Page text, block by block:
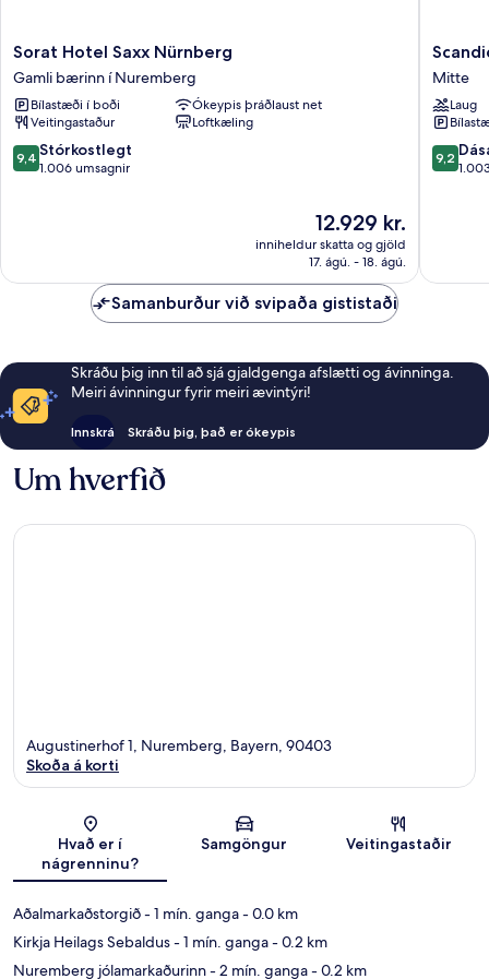
Sorat
Hotel
Saxx
Nürnberg
Gamli
bærinn
í
Sorat Hotel Saxx Nürnberg
Gamli bærinn í Nuremberg
Bílastæði í boði
Ókeypis þráðlaust net
Veitingastaður
Loftkæling
9.4
af
9,4 Stórkostlegt
1.006 umsagnir
Verðið
er
12.929 kr.
12.929 kr.
inniheldur skatta og gjöld
17. ágú. - 18. ágú.
Scandic
Central
Mitte
Mitte
Laug
9.2
af
9,2
Samanburður við svipaða gististaði
Skráðu þig inn til að sjá gjaldgenga afslætti og ávinninga.
Meiri ávinningur fyrir meiri ævintýri!
Innskrá Skráðu þig, það er ókeypis
Um hverfið
Kort
Augustinerhof 1, Nuremberg, Bayern, 90403
Skoða á korti
Hvað er í
nágrenninu?
Samgöngur Veitingastaðir
Aðalmarkaðstorgið- 1 mín. ganga- 0.0 km
Kirkja Heilags Sebaldus- 1 mín. ganga- 0.2 km
Nuremberg jólamarkaðurinn- 2 mín. ganga- 0.2 km